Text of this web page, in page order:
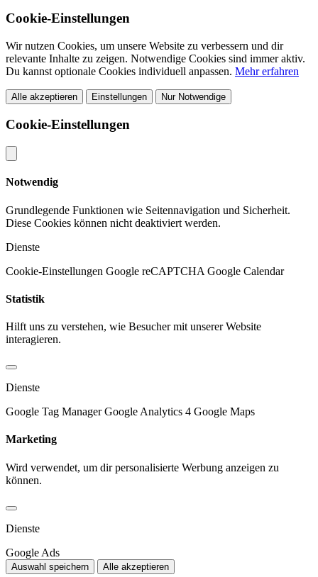
Cookie-Einstellungen
Wir nutzen Cookies, um unsere Website zu verbessern und dir
relevante Inhalte zu zeigen. Notwendige Cookies sind immer aktiv.
Du kannst optionale Cookies individuell anpassen. Mehr erfahren
Alle akzeptieren Einstellungen Nur Notwendige
Cookie-Einstellungen
Notwendig
Grundlegende Funktionen wie Seitennavigation und Sicherheit.
Diese Cookies können nicht deaktiviert werden.
Dienste
Cookie-Einstellungen Google reCAPTCHA Google Calendar
Statistik
Hilft uns zu verstehen, wie Besucher mit unserer Website
interagieren.
Dienste
Google Tag Manager Google Analytics 4 Google Maps
Marketing
Wird verwendet, um dir personalisierte Werbung anzeigen zu
können.
Dienste
Google Ads
Auswahl speichern Alle akzeptieren